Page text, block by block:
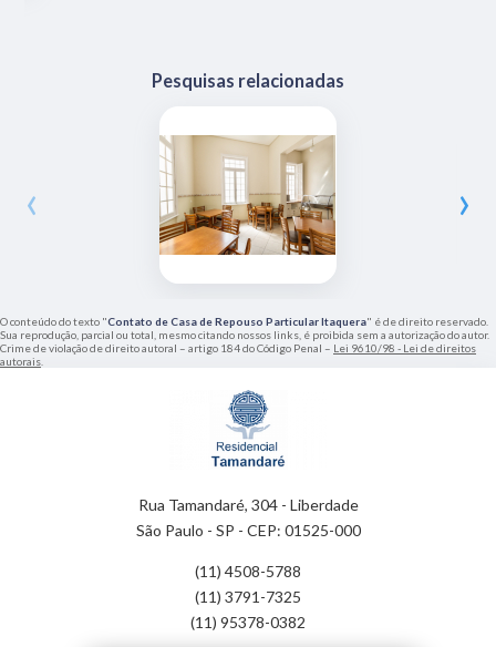
Pesquisas relacionadas
‹ ›
O conteúdo do texto "Contato de Casa de Repouso Particular Itaquera" é de direito reservado.
Sua reprodução, parcial ou total, mesmo citando nossos links, é proibida sem a autorização do autor.
Crime de violação de direito autoral – artigo 184 do Código Penal – Lei 9610/98 - Lei de direitos
autorais
Rua Tamandaré, 304 - Liberdade
São Paulo - SP - CEP: 01525-000
(11) 4508-5788
(11) 3791-7325
(11) 95378-0382